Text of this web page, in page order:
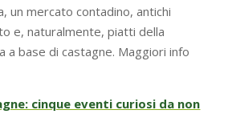
un mercato contadino, antichi
e, naturalmente, piatti della
a base di castagne. Maggiori info
cinque eventi curiosi da non